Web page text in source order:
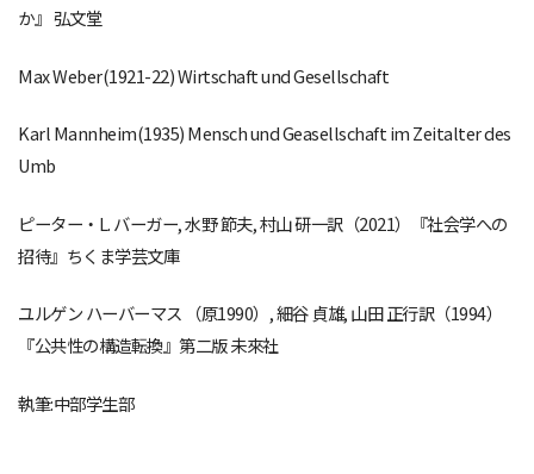
か』 弘文堂
Max Weber(1921-22) Wirtschaft und Gesellschaft
Karl Mannheim(1935) Mensch und Geasellschaft im Zeitalter des
Umb
ピーター・L. バーガー, 水野 節夫, 村山 研一訳（2021）『社会学への
招待』ちくま学芸文庫
ユルゲン ハーバーマス （原1990）, 細谷 貞雄, 山田 正行訳（1994）
『公共性の構造転換』第二版 未來社
執筆:中部学生部